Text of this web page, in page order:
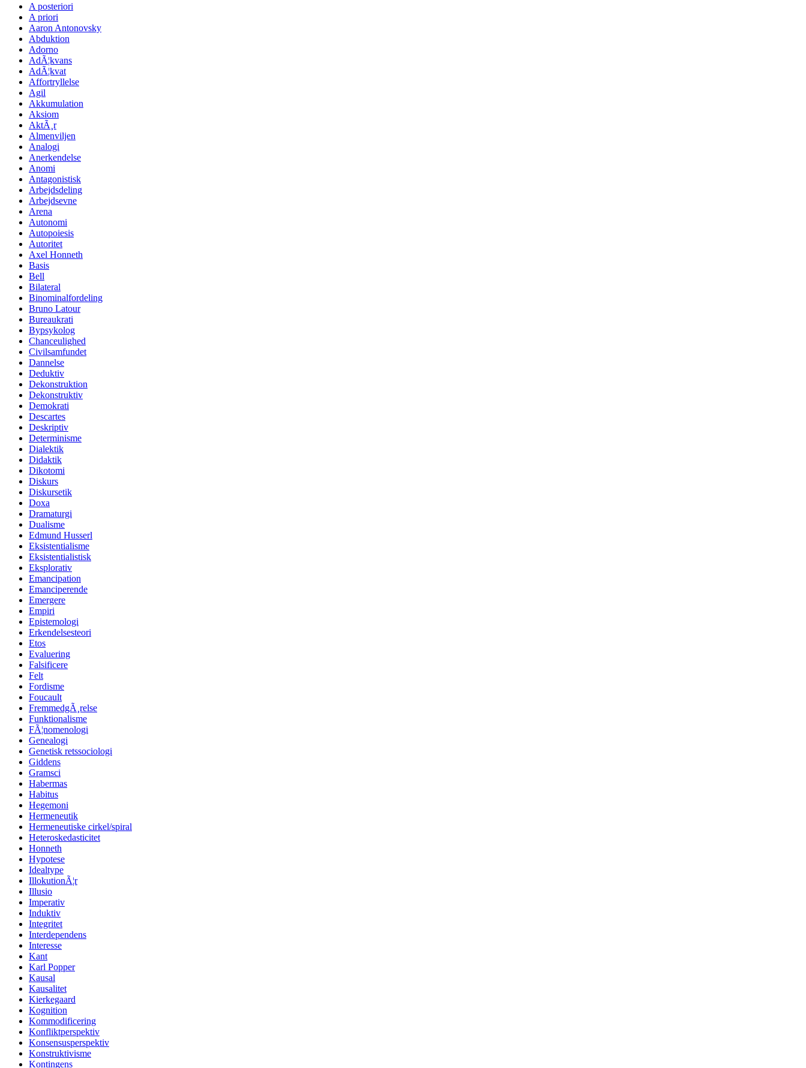
A posteriori
A priori
Aaron Antonovsky
Abduktion
Adorno
AdÃ¦kvans
AdÃ¦kvat
Affortryllelse
Agil
Akkumulation
Aksiom
AktÃ¸r
Almenviljen
Analogi
Anerkendelse
Anomi
Antagonistisk
Arbejdsdeling
Arbejdsevne
Arena
Autonomi
Autopoiesis
Autoritet
Axel Honneth
Basis
Bell
Bilateral
Binominalfordeling
Bruno Latour
Bureaukrati
Bypsykolog
Chanceulighed
Civilsamfundet
Dannelse
Deduktiv
Dekonstruktion
Dekonstruktiv
Demokrati
Descartes
Deskriptiv
Determinisme
Dialektik
Didaktik
Dikotomi
Diskurs
Diskursetik
Doxa
Dramaturgi
Dualisme
Edmund Husserl
Eksistentialisme
Eksistentialistisk
Eksplorativ
Emancipation
Emanciperende
Emergere
Empiri
Epistemologi
Erkendelsesteori
Etos
Evaluering
Falsificere
Felt
Fordisme
Foucault
FremmedgÃ¸relse
Funktionalisme
FÃ¦nomenologi
Genealogi
Genetisk retssociologi
Giddens
Gramsci
Habermas
Habitus
Hegemoni
Hermeneutik
Hermeneutiske cirkel/spiral
Heteroskedasticitet
Honneth
Hypotese
Idealtype
IllokutionÃ¦r
Illusio
Imperativ
Induktiv
Integritet
Interdependens
Interesse
Kant
Karl Popper
Kausal
Kausalitet
Kierkegaard
Kognition
Kommodificering
Konfliktperspektiv
Konsensusperspektiv
Konstruktivisme
Kontingens